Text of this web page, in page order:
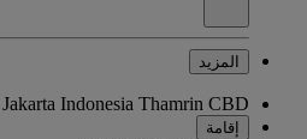
المزيد
Indonesia Thamrin CBD
إقامة